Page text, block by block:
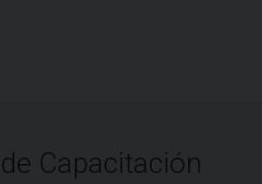
Capacitación